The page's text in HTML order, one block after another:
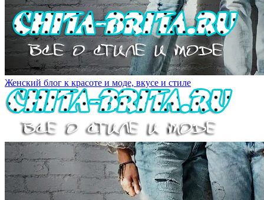
Женский блог к красоте и моде, вкусе и стиле